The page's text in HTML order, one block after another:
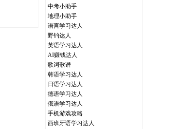
中考小助手
地理小助手
语言学习达人
野钓达人
英语学习达人
AI赚钱达人
歌词歌谱
韩语学习达人
日语学习达人
德语学习达人
俄语学习达人
手机游戏攻略
西班牙语学习达人